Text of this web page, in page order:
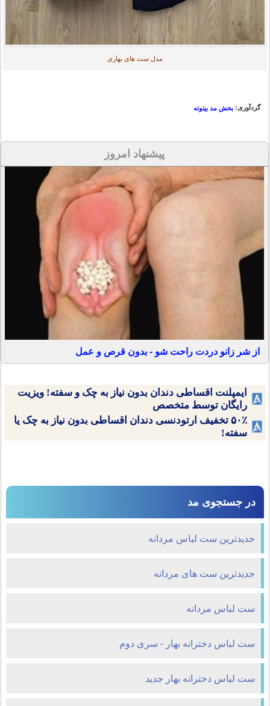
مدل ست های بهاری
گردآوری: بخش مد بیتوته
پیشنهاد امروز
از شر زانو دردت راحت شو - بدون قرص و عمل
ایمپلنت اقساطی دندان بدون نیاز به چک و سفته! ویزیت
رایگان توسط متخصص
۵۰٪ تخفیف ارتودنسی دندان اقساطی بدون نیاز به چک یا
سفته!
در جستجوی مد
جدیدترین ست لباس مردانه
جدیدترین ست های مردانه
ست لباس مردانه
ست لباس دخترانه بهار - سری دوم
ست لباس دخترانه بهار جدید